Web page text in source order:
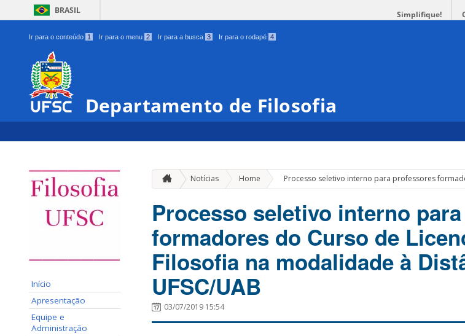
BRASIL Simplifique!
Ir para o conteúdo 1 Ir para o menu 2 Ir para a busca 3 Ir para o rodapé 4
Departamento de Filosofia
Início
Apresentação
Equipe e
Administração
Notícias Home » Processo seletivo interno para professores
Processo seletivo interno
formadores do Curso de
Filosofia na modalidade à
UFSC/UAB
03/07/2019 15:54